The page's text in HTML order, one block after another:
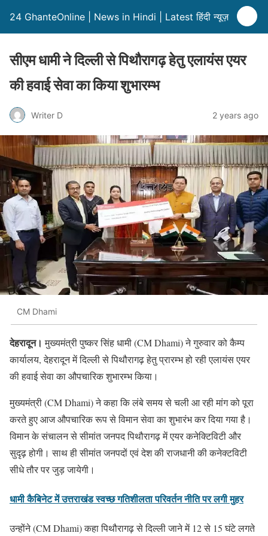
24 GhanteOnline | News in Hindi | Latest हिंदी न्यूज़
सीएम धामी ने दिल्ली से पिथौरागढ़ हेतु एलायंस एयर
की हवाई सेवा का किया शुभारम्भ
Writer D 2 years ago
CM Dhami
देहरादून। मुख्यमंत्री पुष्कर सिंह धामी (CM Dhami) ने गुरुवार को कैम्प
कार्यालय, देहरादून में दिल्ली से पिथौरागढ़ हेतु प्रारम्भ हो रही एलायंस एयर
की हवाई सेवा का औपचारिक शुभारम्भ किया।
मुख्यमंत्री (CM Dhami) ने कहा कि लंबे समय से चली आ रही मांग को पूरा
करते हुए आज औपचारिक रूप से विमान सेवा का शुभारंभ कर दिया गया है।
विमान के संचालन से सीमांत जनपद पिथौरागढ़ में एयर कनेक्टिविटी और
सुदृढ़ होगी। साथ ही सीमांत जनपदों एवं देश की राजधानी की कनेक्टविटी
सीधे तौर पर जुड़ जायेगी।
धामी कैबिनेट में उत्तराखंड स्वच्छ गतिशीलता परिवर्तन नीति पर लगी मुहर
उन्होंने (CM Dhami) कहा पिथौरागढ़ से दिल्ली जाने में 12 से 15 घंटे लगते